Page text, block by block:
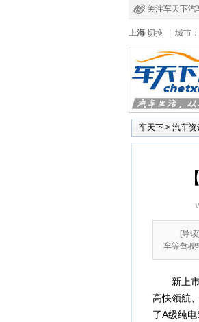
关注车天下汽
经销商登录
注册
上海 切换 城市：
车天下 > 汽车资
[导
车等驾驶
新上市
高快领航
了A级纯